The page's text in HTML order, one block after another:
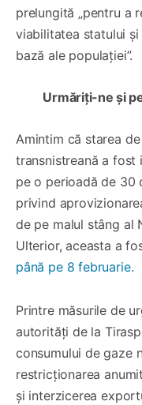
prelungită „pentru a
viabilitatea statului
bază ale populației”.
Urmăriți-ne și
Amintim că starea
transnistreană a fost
pe o perioadă de 30
privind
de pe malul stâng al
Ulterior, aceasta a
până pe 8 februarie.
Printre măsurile de
autorități de la
consumului de gaze
restricționarea
și interzicerea